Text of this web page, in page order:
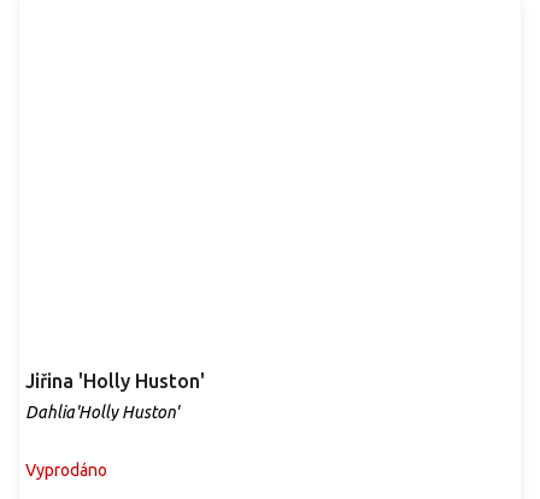
Jiřina 'Holly Huston'
Dahlia'Holly Huston'
Vyprodáno